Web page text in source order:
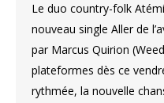
Le duo country-folk
nouveau single Aller de
par Marcus Quirion
plateformes dès ce
rythmée, la nouvelle